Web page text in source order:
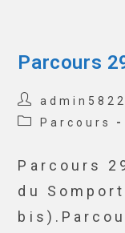
Parcours
admin5822
Parcours
Parcours
du